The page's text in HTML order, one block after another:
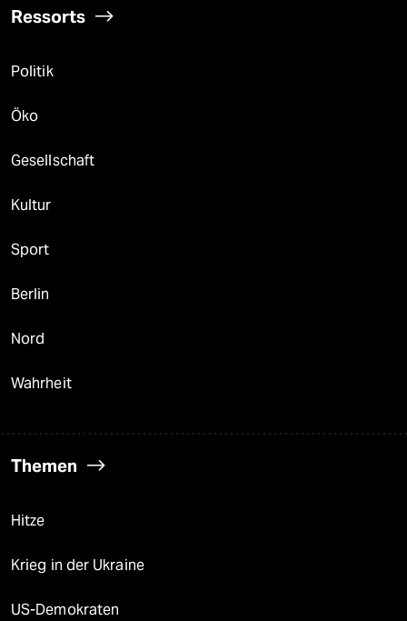
Ressorts
Politik
Öko
Gesellschaft
Kultur
Sport
Berlin
Nord
Wahrheit
Themen
Hitze
Krieg in der Ukraine
US-Demokraten